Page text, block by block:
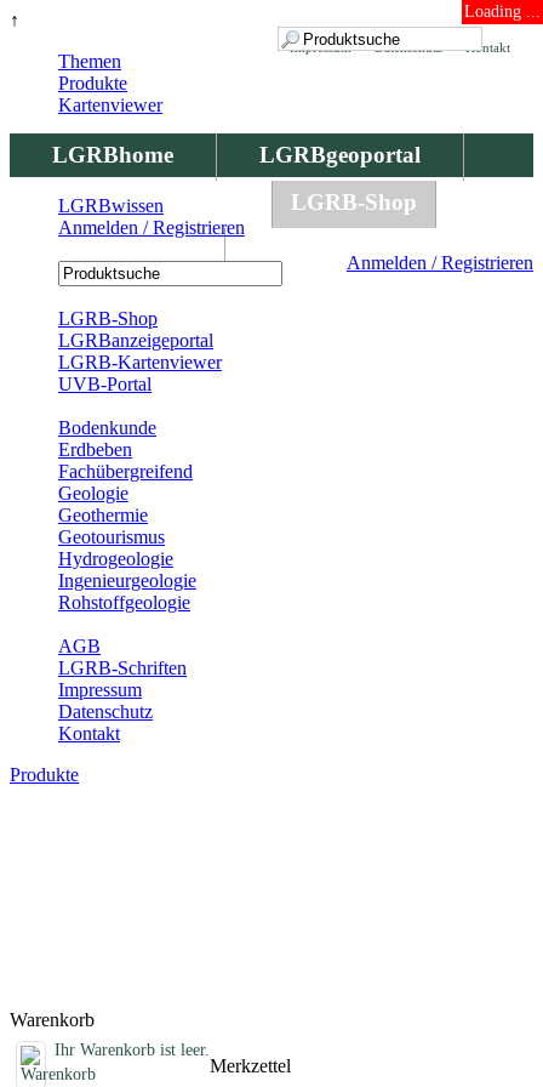
↑ Loading ...
Kontakt
Datenschutz
Impressum
LGRBhome
LGRBgeoportal
LGRBbohrungen
LGRB-Shop
Anmelden / Registrieren
Themen
Produkte
Kartenviewer
LGRBwissen
Anmelden / Registrieren
LGRB-Shop
LGRBanzeigeportal
LGRB-Kartenviewer
UVB-Portal
Bodenkunde
Erdbeben
Fachübergreifend
Geologie
Geothermie
Geotourismus
Hydrogeologie
Ingenieurgeologie
Rohstoffgeologie
AGB
LGRB-Schriften
Impressum
Datenschutz
Kontakt
Produkte
Warenkorb
Ihr Warenkorb ist leer.
Merkzettel